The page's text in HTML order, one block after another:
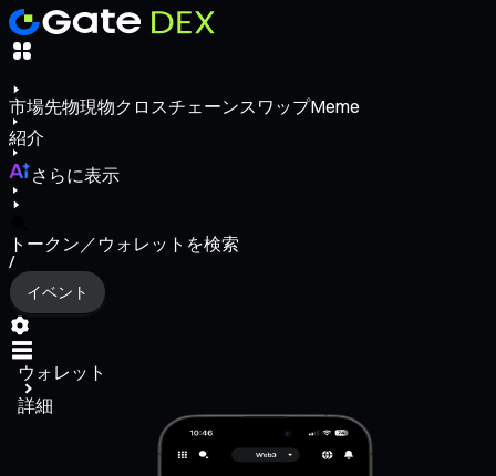
市場先物現物クロスチェーンスワップMeme
紹介
さらに表示
トークン／ウォレットを検索
/
イベント
ウォレット
詳細